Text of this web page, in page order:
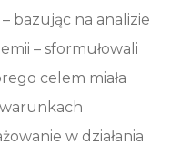
bazując na analizie
– sformułowali
celem miała
warunkach
w działania